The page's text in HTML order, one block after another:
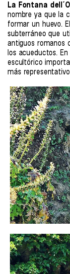
La Fontana
nombre ya que la
formar un huevo.
subterráneo que
antiguos romanos
los acueductos.
escultórico
más